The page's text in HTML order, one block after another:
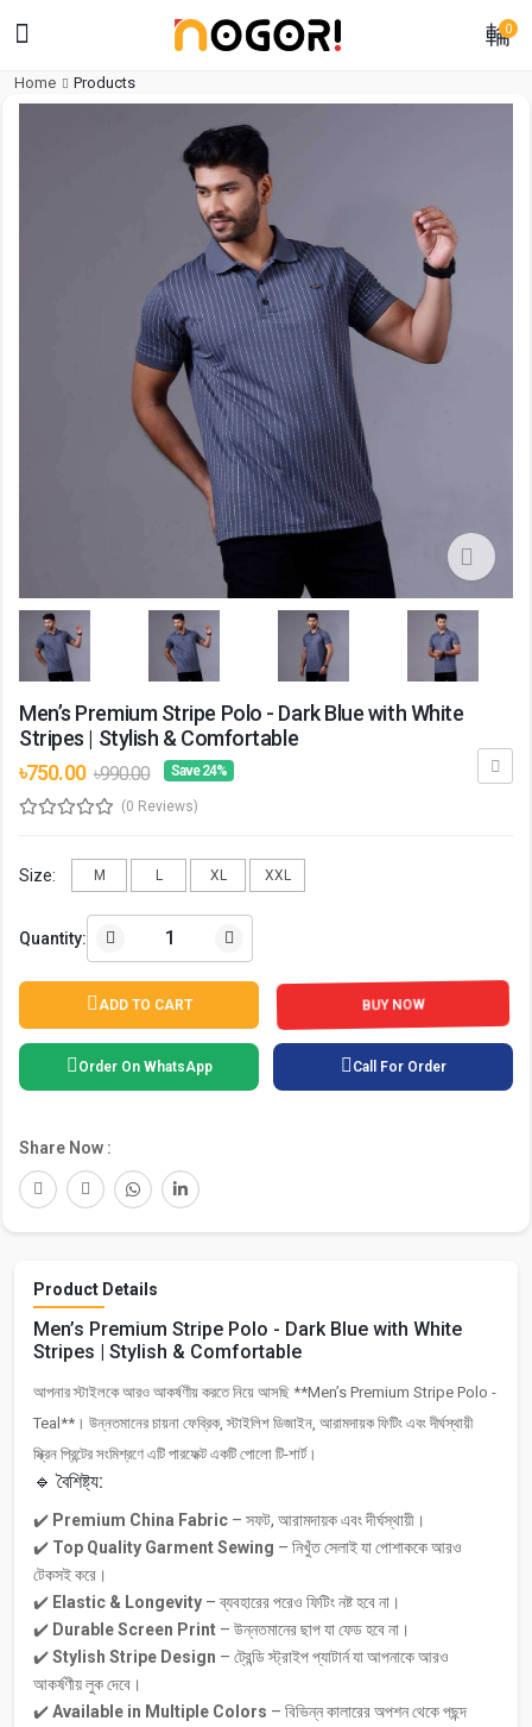
0
Home Products
Men’s Premium Stripe Polo - Dark Blue with White
Stripes | Stylish & Comfortable
৳750.00 ৳990.00 Save 24%
(0 Reviews)
Size: M L XL XXL
Quantity:
ADD TO CART BUY NOW
Order On WhatsApp Call For Order
Share Now :
Product Details
Men’s Premium Stripe Polo - Dark Blue with White
Stripes | Stylish & Comfortable
আপনার স্টাইলকে আরও আকর্ষণীয় করতে নিয়ে আসছি **Men’s Premium Stripe Polo -
Teal**। উন্নতমানের চায়না ফেব্রিক, স্টাইলিশ ডিজাইন, আরামদায়ক ফিটিং এবং দীর্ঘস্থায়ী
স্ক্রিন প্রিন্টের সংমিশ্রণে এটি পারফেক্ট একটি পোলো টি-শার্ট।
🔹 বৈশিষ্ট্য:
✔️ Premium China Fabric – সফট, আরামদায়ক এবং দীর্ঘস্থায়ী।
✔️ Top Quality Garment Sewing – নিখুঁত সেলাই যা পোশাককে আরও
টেকসই করে।
✔️ Elastic & Longevity – ব্যবহারের পরেও ফিটিং নষ্ট হবে না।
✔️ Durable Screen Print – উন্নতমানের ছাপ যা ফেড হবে না।
✔️Stylish Stripe Design – ট্রেন্ডি স্ট্রাইপ প্যাটার্ন যা আপনাকে আরও
আকর্ষণীয় লুক দেবে।
✔️Available in Multiple Colors – বিভিন্ন কালারের অপশন থেকে পছন্দ